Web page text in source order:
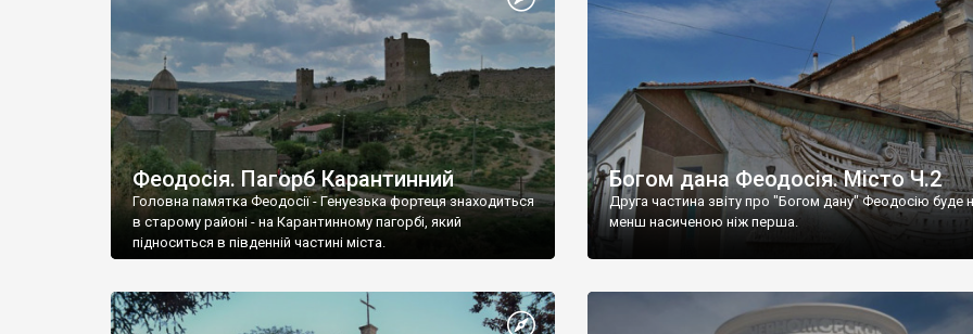
Феодосія. Пагорб Карантинний
Головна памятка Феодосії - Генуезька фортеця знаходиться
в старому районі - на Карантинному пагорбі, який
підноситься в південній частині міста.
Богом дана Феодосія. Місто Ч.2
Друга частина звіту про "Богом дану" Феодосію буде
менш насиченою ніж перша.